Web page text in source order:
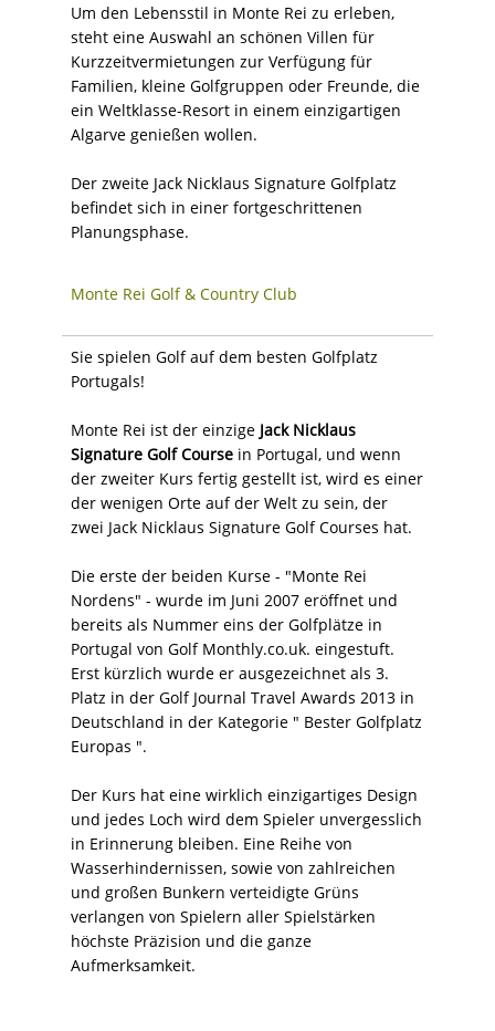
Um den Lebensstil in Monte Rei zu erleben,
steht eine Auswahl an schönen Villen für
Kurzzeitvermietungen zur Verfügung für
Familien, kleine Golfgruppen oder Freunde, die
ein Weltklasse-Resort in einem einzigartigen
Algarve genießen wollen.
Der zweite Jack Nicklaus Signature Golfplatz
befindet sich in einer fortgeschrittenen
Planungsphase.
Monte Rei Golf & Country Club
Sie spielen Golf auf dem besten Golfplatz
Portugals!
Monte Rei ist der einzige Jack Nicklaus
Signature Golf Course in Portugal, und wenn
der zweiter Kurs fertig gestellt ist, wird es einer
der wenigen Orte auf der Welt zu sein, der
zwei Jack Nicklaus Signature Golf Courses hat.
Die erste der beiden Kurse - "Monte Rei
Nordens" - wurde im Juni 2007 eröffnet und
bereits als Nummer eins der Golfplätze in
Portugal von Golf Monthly.co.uk. eingestuft.
Erst kürzlich wurde er ausgezeichnet als 3.
Platz in der Golf Journal Travel Awards 2013 in
Deutschland in der Kategorie " Bester Golfplatz
Europas ".
Der Kurs hat eine wirklich einzigartiges Design
und jedes Loch wird dem Spieler unvergesslich
in Erinnerung bleiben. Eine Reihe von
Wasserhindernissen, sowie von zahlreichen
und großen Bunkern verteidigte Grüns
verlangen von Spielern aller Spielstärken
höchste Präzision und die ganze
Aufmerksamkeit.